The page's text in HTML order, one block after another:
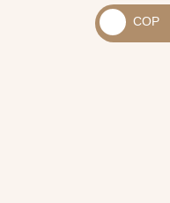
_
USD
_
COP